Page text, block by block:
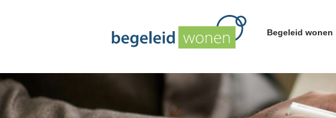
Begeleid wonen